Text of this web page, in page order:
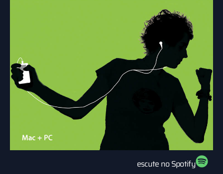
escute no Spotify